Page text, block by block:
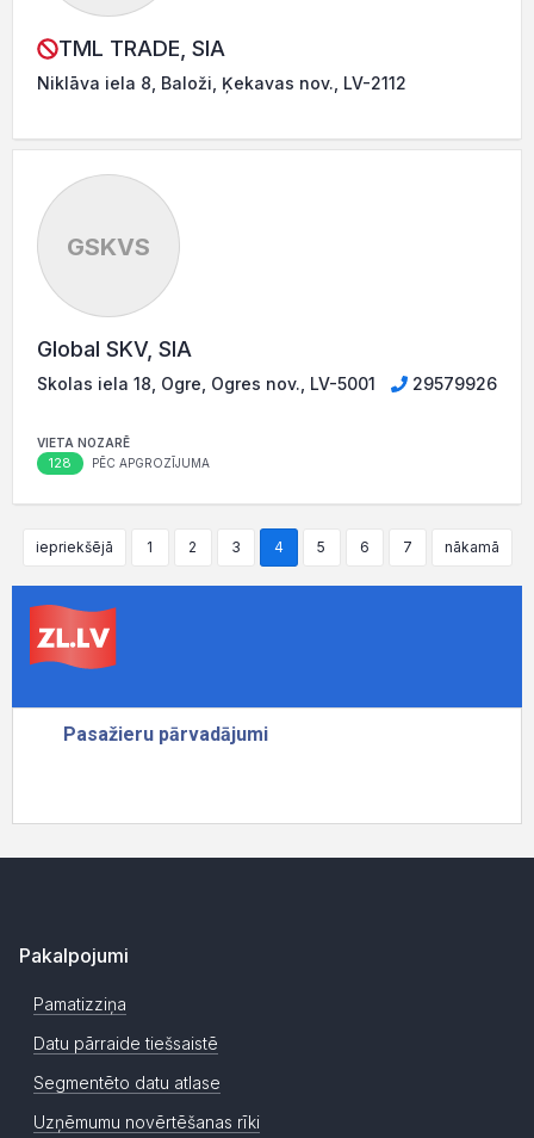
TML TRADE, SIA
Niklāva iela 8, Baloži, Ķekavas nov., LV-2112
GSKVS
Global SKV, SIA
Skolas iela 18, Ogre, Ogres nov., LV-5001 29579926
VIETA NOZARĒ
128 PĒC APGROZĪJUMA
iepriekšējā 1 2 3 4 5 6 7 nākamā
Pakalpojumi
Pamatizziņa
Datu pārraide tiešsaistē
Segmentēto datu atlase
Uzņēmumu novērtēšanas rīki